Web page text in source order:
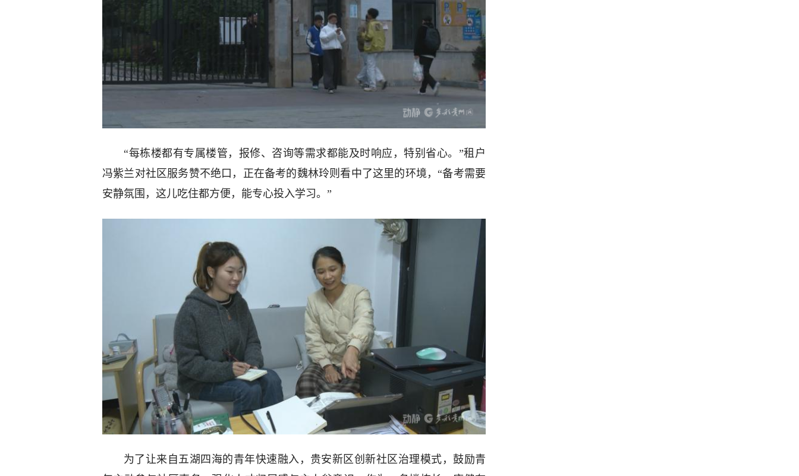
“每栋楼都有专属楼管，报修、咨询等需求都能及时响应，特别省心。”租户
冯紫兰对社区服务赞不绝口，正在备考的魏林玲则看中了这里的环境，“备考需要
安静氛围，这儿吃住都方便，能专心投入学习。”
为了让来自五湖四海的青年快速融入，贵安新区创新社区治理模式，鼓励青